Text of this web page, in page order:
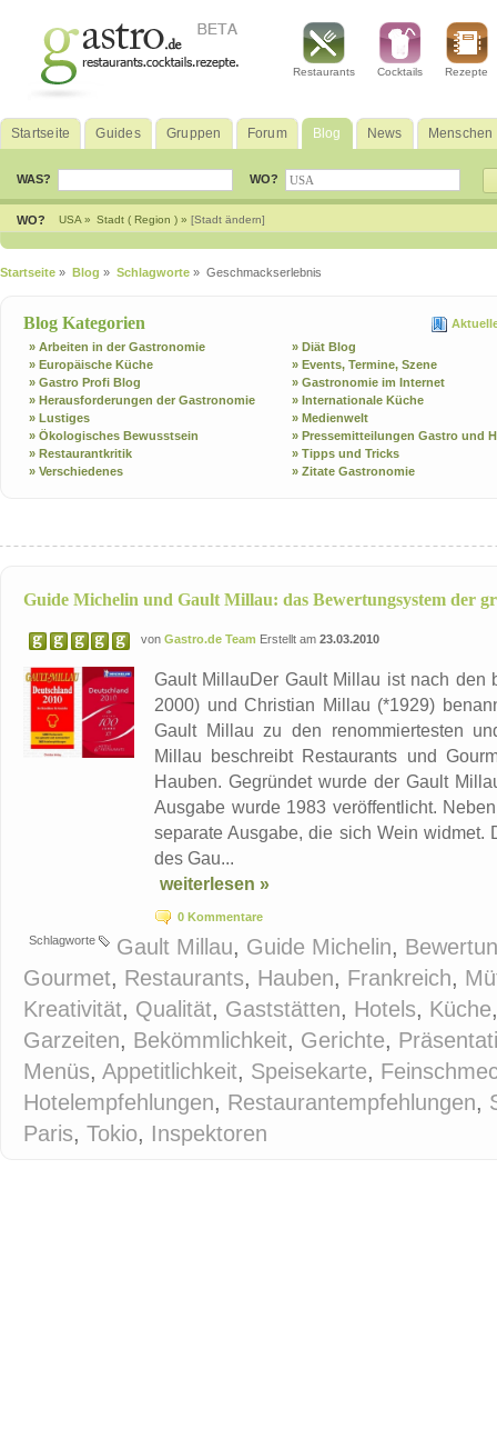
Restaurants Cocktails Rezepte
Startseite Guides Gruppen Forum Blog News Menschen
WAS? WO?
WO? USA » Stadt ( Region ) » [Stadt ändern]
Startseite » Blog » Schlagworte » Geschmackserlebnis
Blog Kategorien
» Arbeiten in der Gastronomie
» Diät Blog
» Europäische Küche
» Events, Termine, Szene
» Gastro Profi Blog
» Gastronomie im Internet
» Herausforderungen der Gastronomie
» Internationale Küche
» Lustiges
» Medienwelt
» Ökologisches Bewusstsein
» Pressemitteilungen Gastro und
» Restaurantkritik
» Tipps und Tricks
» Verschiedenes
» Zitate Gastronomie
Guide Michelin und Gault Millau: das Bewertungsystem der
von Gastro.de Team Erstellt am 23.03.2010
Gault MillauDer Gault Millau ist nach den
2000) und Christian Millau (*1929)
Gault Millau zu den renommiertesten
Millau beschreibt Restaurants und
Hauben. Gegründet wurde der Gault
Ausgabe wurde 1983 veröffentlicht.
separate Ausgabe, die sich Wein widmet.
des Gau...
weiterlesen »
0 Kommentare
Schlagworte
Gault Millau, Guide Michelin,
Gourmet, Restaurants, Hauben, Frankreich,
Kreativität, Qualität, Gaststätten, Hotels, Küche
Garzeiten, Bekömmlichkeit, Gerichte,
Menüs, Appetitlichkeit, Speisekarte,
Hotelempfehlungen, Restaurantempfehlungen,
Paris, Tokio, Inspektoren